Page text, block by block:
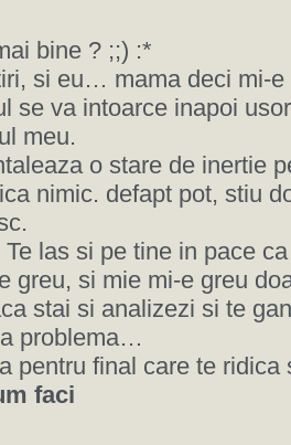
bine ? ;;) :*
si eu… mama deci mi-e
se va intoarce inapoi
meu.
o stare de inertie
nimic. defapt pot, stiu
las si pe tine in pace
greu, si mie mi-e greu
stai si analizezi si te
problema…
pentru final care te ridica
faci